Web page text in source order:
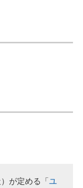
が定める「 ユ